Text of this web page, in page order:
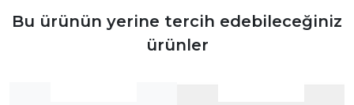
Bu ürünün yerine tercih edebileceğiniz
ürünler